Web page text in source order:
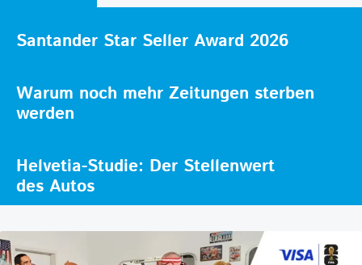
Santander Star Seller Award 2026
Warum noch mehr Zeitungen sterben
werden
Helvetia-Studie: Der Stellenwert
des Autos